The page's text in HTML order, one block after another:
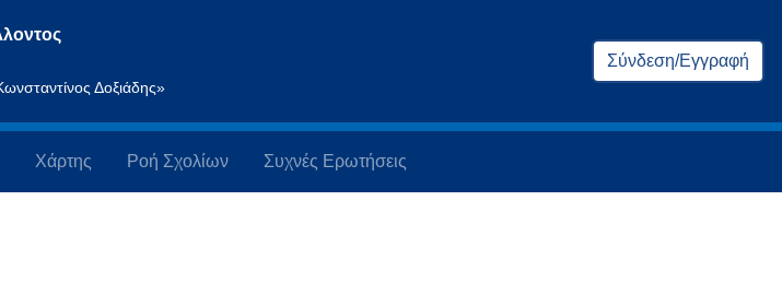
Δοξιάδης»
Σύνδεση/Εγγραφή
Χάρτης Ροή Σχολίων Συχνές Ερωτήσεις